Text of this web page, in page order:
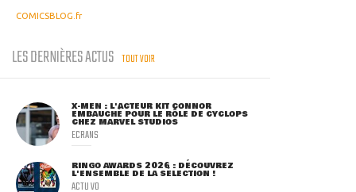
COMICSBLOG.fr
LES DERNIÈRES ACTUS TOUT VOIR
X-MEN : L'ACTEUR KIT CONNOR
EMBAUCHÉ POUR LE RÔLE DE CYCLOPS
CHEZ MARVEL STUDIOS
ECRANS
RINGO AWARDS 2026 : DÉCOUVREZ
L'ENSEMBLE DE LA SÉLECTION !
ACTU VO